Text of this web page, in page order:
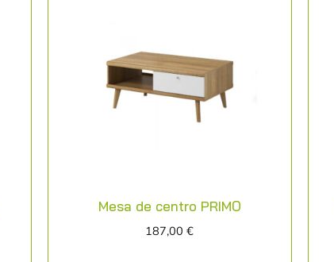
Mesa de centro PRIMO
187,00€